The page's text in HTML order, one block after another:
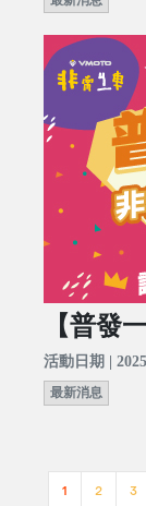
【普發
活動日期 |
最新消息
1 2 3